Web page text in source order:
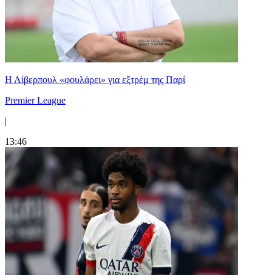
Η Λίβερπουλ «φουλάρει» για εξτρέμ της Παρί
Premier League
|
13:46